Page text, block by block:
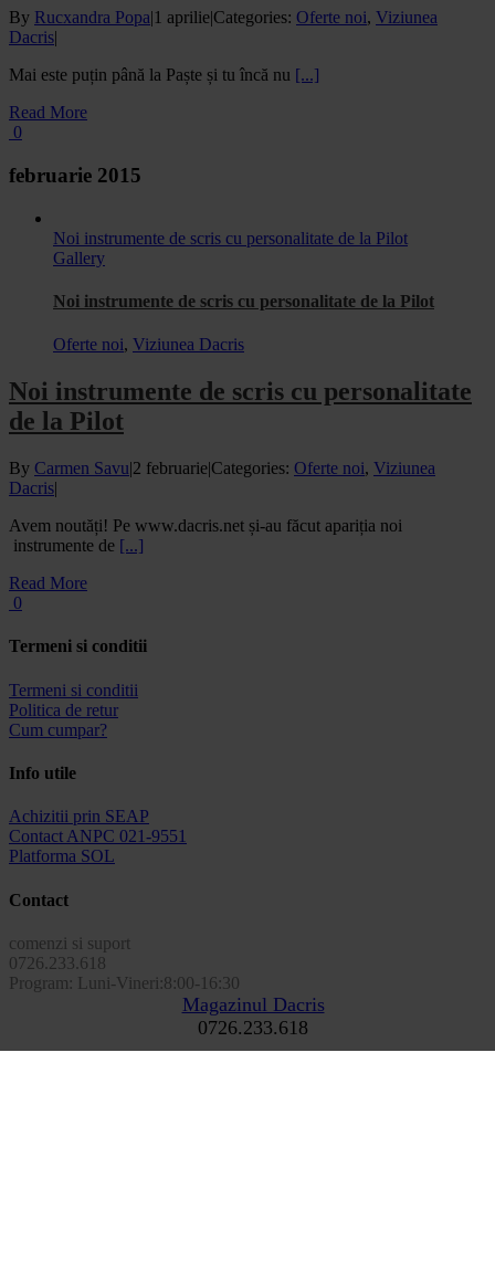
By Rucxandra Popa|1 aprilie|Categories: Oferte noi, Viziunea
Dacris|
Mai este puțin până la Paște și tu încă nu [...]
Read More
0
februarie 2015
Noi instrumente de scris cu personalitate de la Pilot
Gallery
Noi instrumente de scris cu personalitate de la Pilot
Oferte noi, Viziunea Dacris
Noi instrumente de scris cu personalitate
de la Pilot
By Carmen Savu|2 februarie|Categories: Oferte noi, Viziunea
Dacris|
Avem noutăți! Pe www.dacris.net și-au făcut apariția noi
instrumente de [...]
Read More
0
Termeni si conditii
Termeni si conditii
Politica de retur
Cum cumpar?
Info utile
Achizitii prin SEAP
Contact ANPC 021-9551
Platforma SOL
Contact
comenzi si suport
0726.233.618
Program: Luni-Vineri:8:00-16:30
Magazinul Dacris
0726.233.618